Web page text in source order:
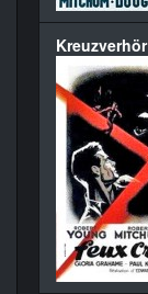
Kreuzverhör